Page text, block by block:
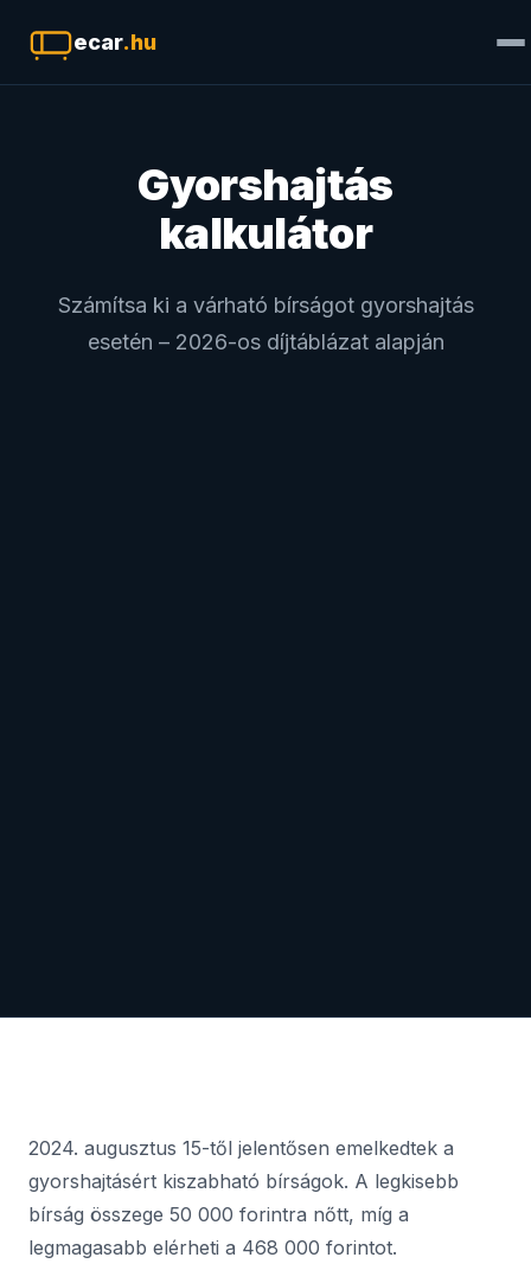
ecar.hu
Gyorshajtás
kalkulátor
Számítsa ki a várható bírságot gyorshajtás
esetén – 2026-os díjtáblázat alapján
2024. augusztus 15-től jelentősen emelkedtek a
gyorshajtásért kiszabható bírságok. A legkisebb
bírság összege 50 000 forintra nőtt, míg a
legmagasabb elérheti a 468 000 forintot.